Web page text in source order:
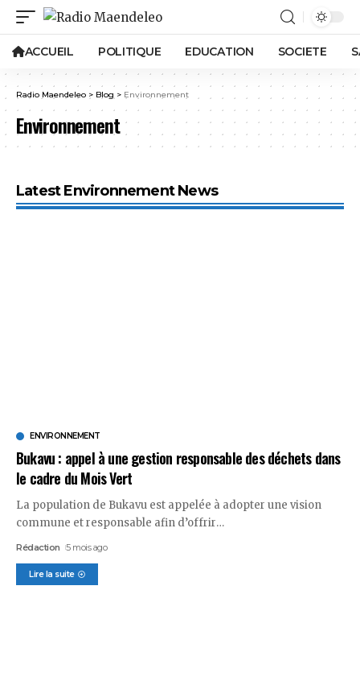
ACCUEIL POLITIQUE EDUCATION SOCIETE
Radio Maendeleo > Blog > Environnement
Environnement
Latest Environnement News
ENVIRONNEMENT
Bukavu : appel à une gestion responsable des déchets dans
le cadre du Mois Vert
La population de Bukavu est appelée à adopter une vision
commune et responsable afin d’offrir…
Rédaction 5 mois ago
Lire la suite